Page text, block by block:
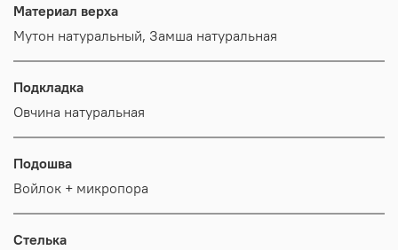
Материал верха
Мутон натуральный, Замша натуральная
Подкладка
Овчина натуральная
Подошва
Войлок + микропора
Стелька